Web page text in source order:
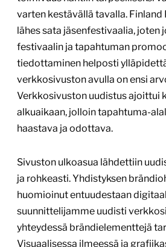
varten kestävällä tavalla. Finland
lähes sata jäsenfestivaalia, joten
festivaalin ja tapahtuman
tiedottaminen helposti
verkkosivuston avulla on ensi
Verkkosivuston uudistus ajoittui
alkuaikaan, jolloin tapahtuma-
haastava ja odottava.
Sivuston ulkoasua lähdettiin
ja rohkeasti. Yhdistyksen
huomioinut entuudestaan
suunnittelijamme uudisti
yhteydessä brändielementtejä
Visuaalisessa ilmeessä ja